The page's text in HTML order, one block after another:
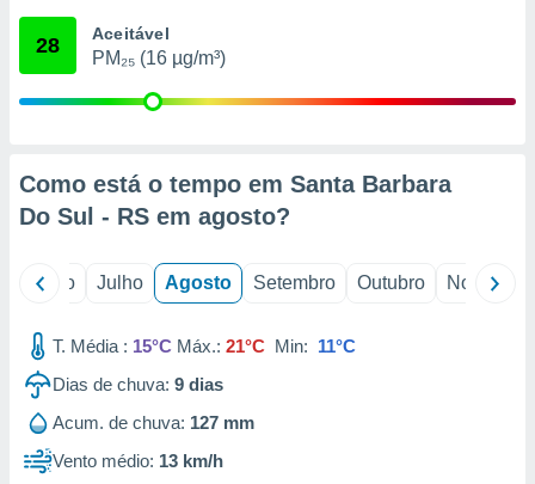
através
1199
28 Aceitável
PM₂₅ (16 µg/m³)
Como está o tempo em Santa Barbara
Do Sul - RS em agosto?
Junho Julho Agosto Setembro Outubro Novembro
T. Média : 15°C Máx.: 21°C Min: 11°C
Dias de chuva: 9 dias
Acum. de chuva: 127 mm
Vento médio: 13 km/h